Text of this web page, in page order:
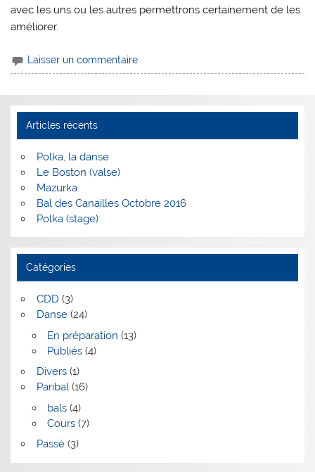
avec les uns ou les autres permettrons certainement de les
améliorer.
Laisser un commentaire
Articles récents
Polka, la danse
Le Boston (valse)
Mazurka
Bal des Canailles Octobre 2016
Polka (stage)
Catégories
CDD (3)
Danse(24)
En préparation (13)
Publiés(4)
Divers(1)
Paribal(16)
bals(4)
Cours(7)
Passé(3)